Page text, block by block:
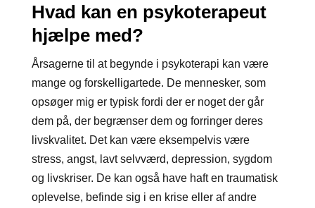
Hvad kan en psykoterapeut
hjælpe med?
Årsagerne til at begynde i psykoterapi kan være
mange og forskelligartede. De mennesker, som
opsøger mig er typisk fordi der er noget der går
dem på, der begrænser dem og forringer deres
livskvalitet. Det kan være eksempelvis være
stress, angst, lavt selvværd, depression, sygdom
og livskriser. De kan også have haft en traumatisk
oplevelse, befinde sig i en krise eller af andre